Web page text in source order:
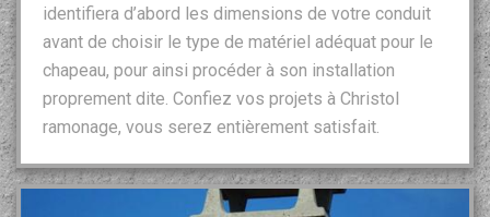
identifiera d’abord les dimensions de votre conduit
avant de choisir le type de matériel adéquat pour le
chapeau, pour ainsi procéder à son installation
proprement dite. Confiez vos projets à Christol
ramonage, vous serez entièrement satisfait.